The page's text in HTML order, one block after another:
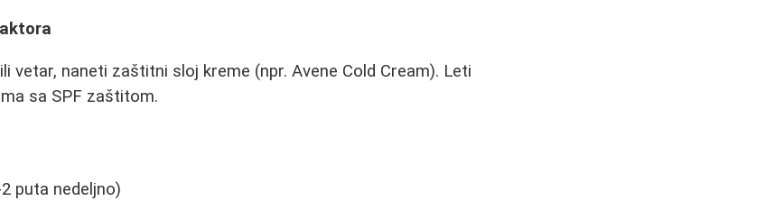
vetar, naneti zaštitni sloj kreme (npr. Avene Cold Cream). Leti
sa SPF zaštitom.
puta nedeljno)